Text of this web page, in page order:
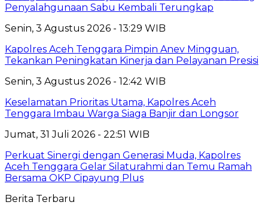
Penyalahgunaan Sabu Kembali Terungkap
Senin, 3 Agustus 2026 - 13:29 WIB
Kapolres Aceh Tenggara Pimpin Anev Mingguan,
Tekankan Peningkatan Kinerja dan Pelayanan Presisi
Senin, 3 Agustus 2026 - 12:42 WIB
Keselamatan Prioritas Utama, Kapolres Aceh
Tenggara Imbau Warga Siaga Banjir dan Longsor
Jumat, 31 Juli 2026 - 22:51 WIB
Perkuat Sinergi dengan Generasi Muda, Kapolres
Aceh Tenggara Gelar Silaturahmi dan Temu Ramah
Bersama OKP Cipayung Plus
Berita Terbaru